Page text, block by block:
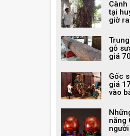
Cành
tại
giờ
gỗ
giá
Gốc
giá
vào
năng
người